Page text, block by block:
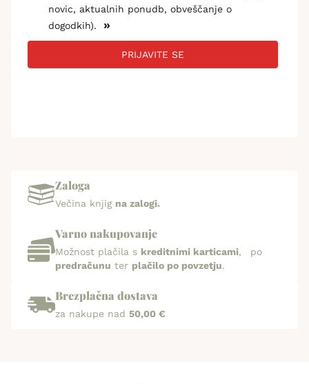
novic, aktualnih ponudb, obveščanje o
dogodkih).
»
PRIJAVITE SE
Zaloga
Večina knjig na zalogi.
Varno nakupovanje
Možnost plačila s kreditnimi karticami, po
predračunu ter plačilo po povzetju.
Brezplačna dostava
za nakupe nad 50,00 €